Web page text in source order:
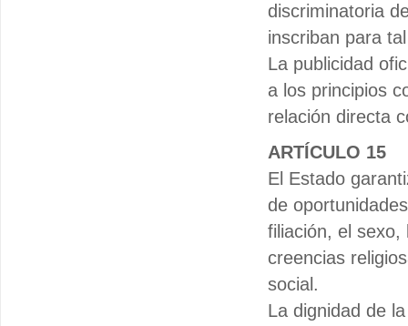
discriminatoria
inscriban para
La publicidad
a los principios
relación directa
ARTÍCULO 15
El Estado
de
filiación, el sexo,
creencias
social.
La dignidad de